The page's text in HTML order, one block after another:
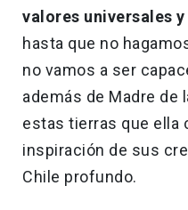
valores universales
hasta que no
no vamos a ser
además de Madre de
estas tierras que ella
inspiración de sus
Chile profundo.